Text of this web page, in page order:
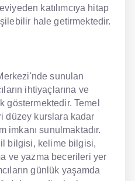
katılımcıya hitap
hale getirmektedir.
sunulan
ihtiyaçlarına ve
göstermektedir. Temel
düzey kurslara kadar
imkanı sunulmaktadır.
bilgisi, kelime bilgisi,
ve yazma becerileri yer
günlük yaşamda